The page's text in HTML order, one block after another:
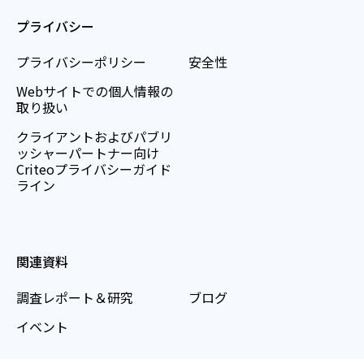
プライバシー
プライバシーポリシー
Webサイトでの個人情報の
取り扱い
クライアントおよびパブリ
ッシャーパートナー向け
Criteoプライバシーガイド
ライン
安全性
関連資料
調査レポート＆研究
イベント
ブログ